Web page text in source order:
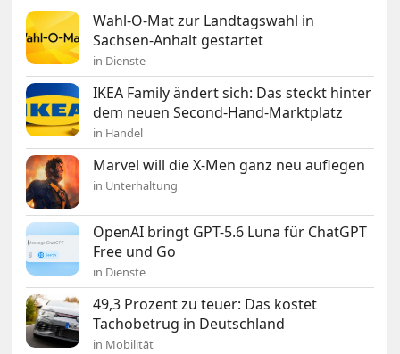
Wahl-O-Mat zur Landtagswahl in
Sachsen-Anhalt gestartet
in Dienste
IKEA Family ändert sich: Das steckt hinter
dem neuen Second-Hand-Marktplatz
in Handel
Marvel will die X-Men ganz neu auflegen
in Unterhaltung
OpenAI bringt GPT-5.6 Luna für ChatGPT
Free und Go
in Dienste
49,3 Prozent zu teuer: Das kostet
Tachobetrug in Deutschland
in Mobilität